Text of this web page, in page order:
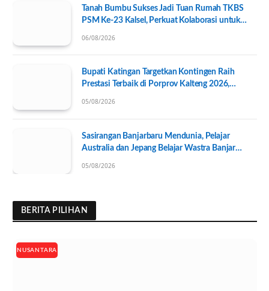
Tanah Bumbu Sukses Jadi Tuan Rumah TKBS
PSM Ke-23 Kalsel, Perkuat Kolaborasi untuk
06/08/2026
Bupati Katingan Targetkan Kontingen Raih
Prestasi Terbaik di Porprov Kalteng 2026,
05/08/2026
Sasirangan Banjarbaru Mendunia, Pelajar
Australia dan Jepang Belajar Wastra Banjar
05/08/2026
BERITA PILIHAN
NUSANTARA